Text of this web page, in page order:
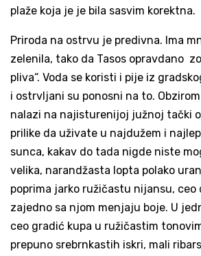
plaže koja je je bila sasvim korektna.
Priroda na ostrvu je predivna. Ima
zelenila, tako da Tasos opravdano
pliva“. Voda se koristi i pije iz
i ostrvljani su ponosni na to.
nalazi na najisturenijoj južnoj tački
prilike da uživate u najdužem i
sunca, kakav do tada nigde niste
velika, narandžasta lopta polako
poprima jarko ružičastu nijansu, ceo
zajedno sa njom menjaju boje. U
ceo gradić kupa u ružičastim
prepuno srebrnkastih iskri, mali